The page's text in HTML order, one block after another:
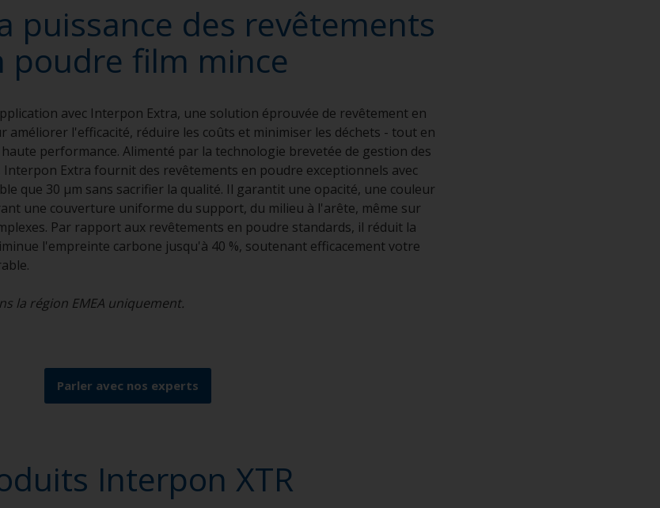
puissance des revêtements
poudre film mince
avec Interpon Extra, une solution éprouvée de revêtement en
améliorer l'efficacité, réduire les coûts et minimiser les déchets - tout en
performance. Alimenté par la technologie brevetée de gestion des
Extra fournit des revêtements en poudre exceptionnels avec
que 30 μm sans sacrifier la qualité. Il garantit une opacité, une couleur
une couverture uniforme du support, du milieu à l'arête, même sur
Par rapport aux revêtements en poudre standards, il réduit la
l'empreinte carbone jusqu'à 40 %, soutenant efficacement votre
durable.
la région EMEA uniquement.
Parler avec nos experts
Interpon XTR